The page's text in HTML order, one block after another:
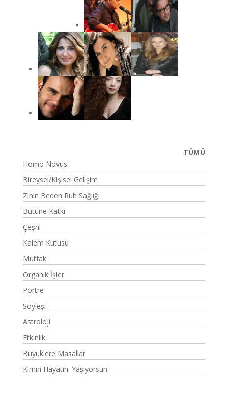
TÜMÜ
Homo Novus
Bireysel/Kişisel Gelişim
Zihin Beden Ruh Sağlığı
Bütüne Katkı
Çeşni
Kalem Kutusu
Mutfak
Organik İşler
Portre
Söyleşi
Astroloji
Etkinlik
Büyüklere Masallar
Kimin Hayatını Yaşıyorsun